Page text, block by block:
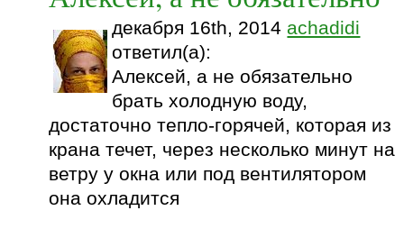
декабря 16th, 2014 achadidi
ответил(а):
Алексей, а не обязательно
брать холодную воду,
достаточно тепло-горячей, которая из
крана течет, через несколько минут на
ветру у окна или под вентилятором
она охладится